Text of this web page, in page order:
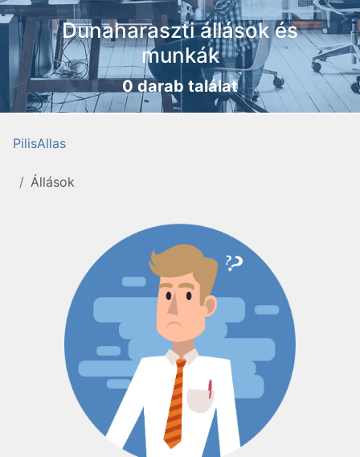
Dunaharaszti állások és
munkák
0 darab találat
PilisAllas
Állások